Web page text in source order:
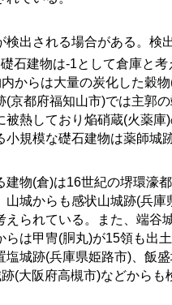
出される場合がある。検
石建物は-1として倉庫と
からは大量の炭化した穀
京都府福知山市)では主郭
熱しており焔硝蔵(火薬
規模な礎石建物は薬師城
建物(倉)は16世紀の堺環濠
城からも感状山城跡(兵
られている。また、端谷
らは甲冑(胴丸)が15領も出
塩城跡(兵庫県姫路市)、飯
(大阪府高槻市)などからも